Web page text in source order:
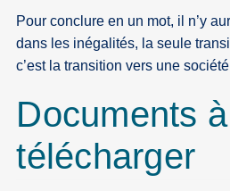
Pour conclure en un mot, il n’y
dans les inégalités, la seule
c’est la transition vers une
Documents à
télécharger